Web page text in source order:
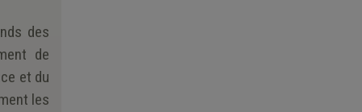
des
de
et du
les